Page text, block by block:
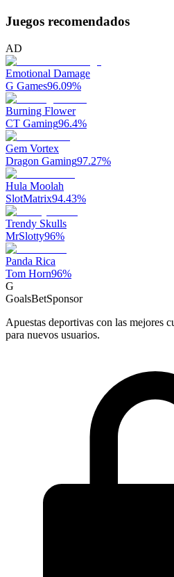
Juegos recomendados
AD
Emotional Damage
G Games96.09%
Burning Flower
CT Gaming96.4%
Gem Vortex
Dragon Gaming97.27%
Hula Moolah
SlotMatrix94.43%
Trendy Skulls
MrSlotty96%
Panda Rica
Tom Horn96%
G
GoalsBetSponsor
Apuestas deportivas con las mejores
para nuevos usuarios.